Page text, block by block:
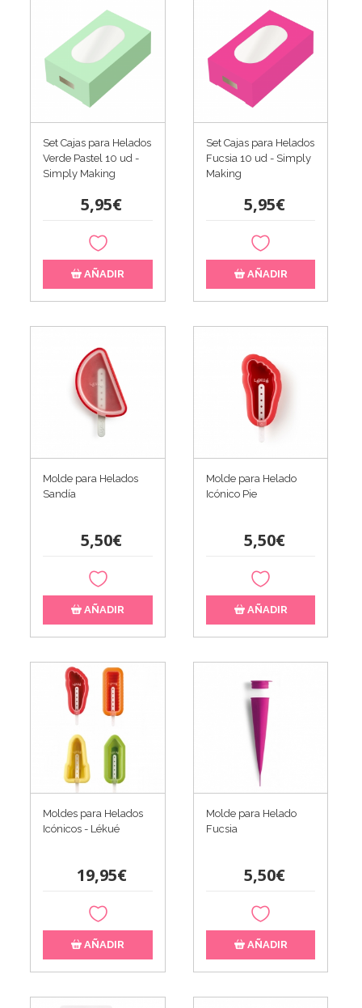
Set Cajas para Helados
Verde Pastel 10 ud -
Simply Making
5,95€
AÑADIR
Set Cajas para Helados
Fucsia 10 ud - Simply
Making
5,95€
AÑADIR
Molde para Helados
Sandía
5,50€
AÑADIR
Molde para Helado
Icónico Pie
5,50€
AÑADIR
Moldes para Helados
Icónicos - Lékué
19,95€
AÑADIR
Molde para Helado
Fucsia
5,50€
AÑADIR